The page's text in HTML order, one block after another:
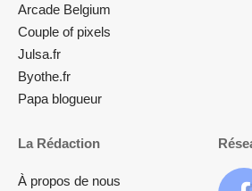
Arcade Belgium
Couple of pixels
Julsa.fr
Byothe.fr
Papa blogueur
La Rédaction
À propos de nous